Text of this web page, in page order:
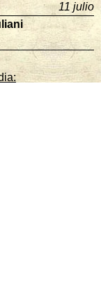
11 julio